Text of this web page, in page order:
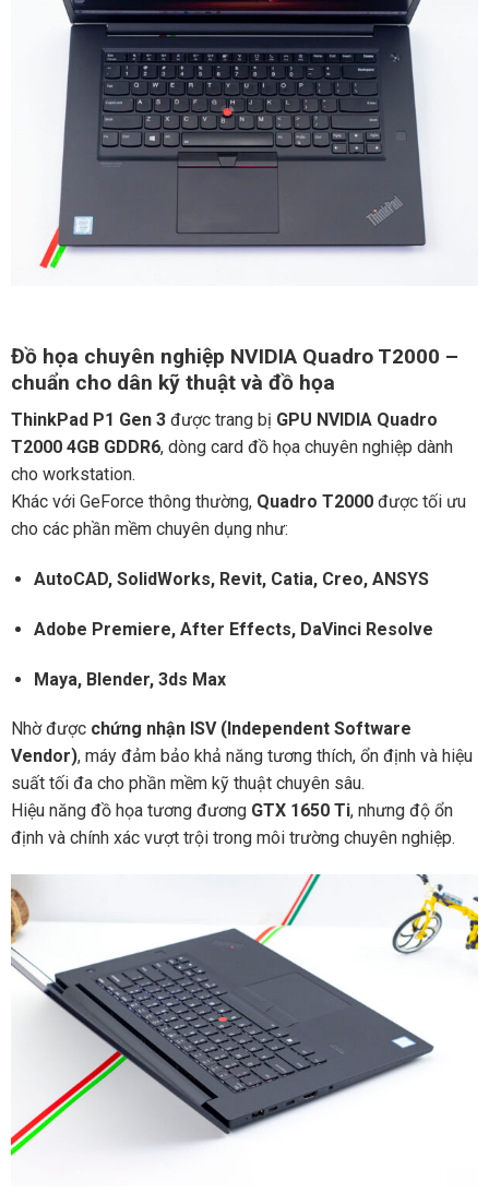
Đồ họa chuyên nghiệp NVIDIA Quadro T2000 –
chuẩn cho dân kỹ thuật và đồ họa
ThinkPad P1 Gen 3được trang bị GPU NVIDIA Quadro
T2000 4GB GDDR6, dòng card đồ họa chuyên nghiệp dành
cho workstation.
Khác với GeForce thông thường, Quadro T2000được tối ưu
cho các phần mềm chuyên dụng như:
AutoCAD, SolidWorks, Revit, Catia, Creo, ANSYS
Adobe Premiere, After Effects, DaVinci Resolve
Maya, Blender, 3ds Max
Nhờ được chứng nhận ISV (Independent Software
Vendor), máy đảm bảo khả năng tương thích, ổn định và hiệu
suất tối đa cho phần mềm kỹ thuật chuyên sâu.
Hiệu năng đồ họa tương đương GTX 1650 Ti, nhưng độ ổn
định và chính xác vượt trội trong môi trường chuyên nghiệp.